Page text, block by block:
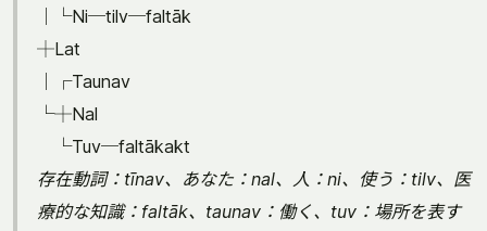
│└Ni─tilv─faltāk
┼Lat
│┌Taunav
└┼Nal
└Tuv─faltākakt
存在動詞：tīnav、あなた：nal、人：ni、使う：tilv、医
療的な知識：faltāk、taunav：働く、tuv：場所を表す